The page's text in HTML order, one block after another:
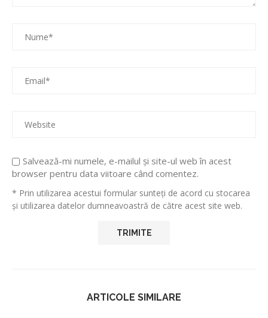
Salvează-mi numele, e-mailul și site-ul web în acest
browser pentru data viitoare când comentez.
* Prin utilizarea acestui formular sunteți de acord cu stocarea
și utilizarea datelor dumneavoastră de către acest site web.
ARTICOLE SIMILARE